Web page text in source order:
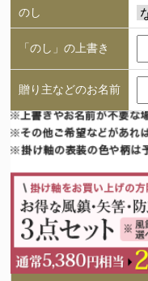
のし
「のし」の上書き
贈り主などのお名前